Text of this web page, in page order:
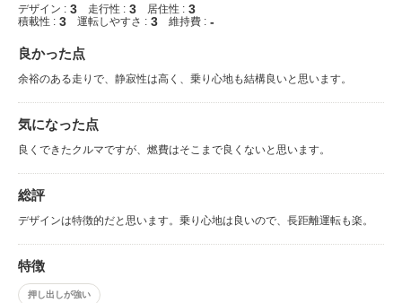
デザイン : 3 走行性 : 3 居住性 : 3
積載性 : 3 運転しやすさ : 3 維持費 : -
良かった点
余裕のある走りで、静寂性は高く、乗り心地も結構良いと思います。
気になった点
良くできたクルマですが、燃費はそこまで良くないと思います。
総評
デザインは特徴的だと思います。乗り心地は良いので、長距離運転も楽。
特徴
押し出しが強い